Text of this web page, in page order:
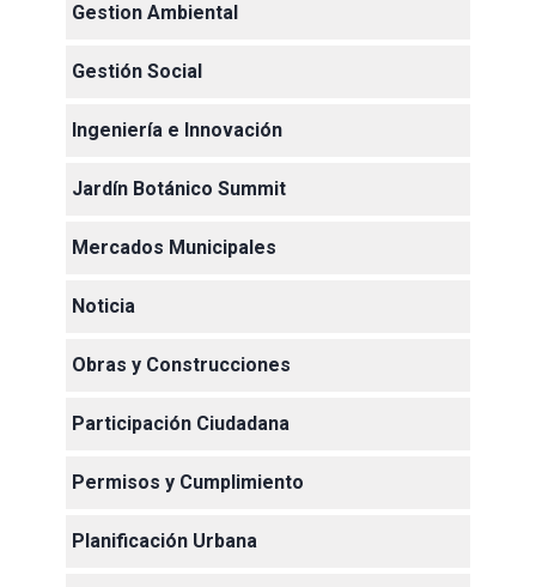
Gestion Ambiental
Gestión Social
Ingeniería e Innovación
Jardín Botánico Summit
Mercados Municipales
Noticia
Obras y Construcciones
Participación Ciudadana
Permisos y Cumplimiento
Planificación Urbana